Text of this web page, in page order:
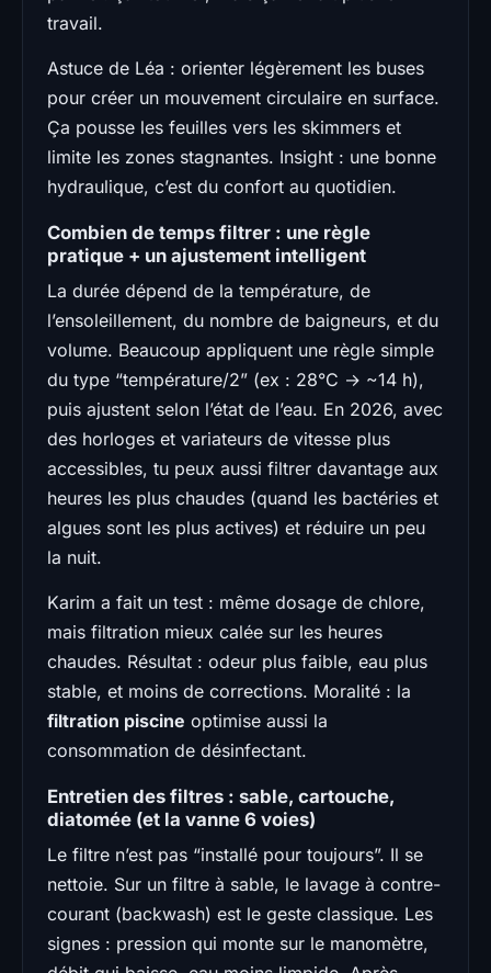
travail.
Astuce de Léa : orienter légèrement les buses
pour créer un mouvement circulaire en surface.
Ça pousse les feuilles vers les skimmers et
limite les zones stagnantes. Insight : une bonne
hydraulique, c’est du confort au quotidien.
Combien de temps filtrer : une règle
pratique + un ajustement intelligent
La durée dépend de la température, de
l’ensoleillement, du nombre de baigneurs, et du
volume. Beaucoup appliquent une règle simple
du type “température/2” (ex : 28°C → ~14 h),
puis ajustent selon l’état de l’eau. En 2026, avec
des horloges et variateurs de vitesse plus
accessibles, tu peux aussi filtrer davantage aux
heures les plus chaudes (quand les bactéries et
algues sont les plus actives) et réduire un peu
la nuit.
Karim a fait un test : même dosage de chlore,
mais filtration mieux calée sur les heures
chaudes. Résultat : odeur plus faible, eau plus
stable, et moins de corrections. Moralité : la
filtration piscine optimise aussi la
consommation de désinfectant.
Entretien des filtres : sable, cartouche,
diatomée (et la vanne 6 voies)
Le filtre n’est pas “installé pour toujours”. Il se
nettoie. Sur un filtre à sable, le lavage à contre-
courant (backwash) est le geste classique. Les
signes : pression qui monte sur le manomètre,